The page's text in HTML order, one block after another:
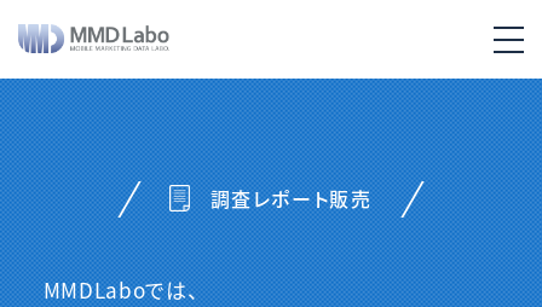
調査レポート販売
MMDLaboでは、